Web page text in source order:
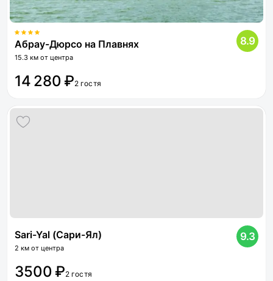
Абрау-Дюрсо на Плавнях
15.3 км от центра
8.9
14 280 ₽2 гостя
Sari-Yal (Сари-Ял)
2 км от центра
9.3
3500 ₽2 гостя